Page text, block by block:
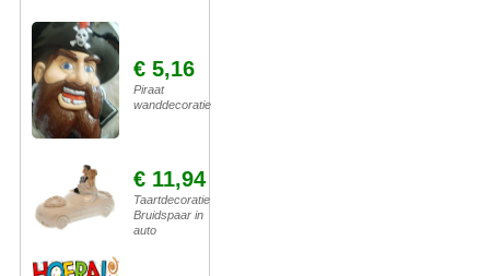
€ 5,16
Piraat
wanddecoratie
€ 11,94
Taartdecoratie
Bruidspaar in
auto